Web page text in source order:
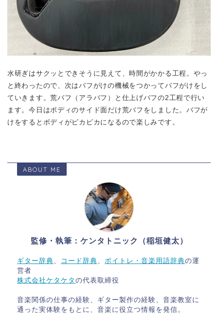
水研ぎはサクッとできそうに見えて、時間がかかる工程。やっ
と終わったので、次はバフがけの機械をつかってバフがけをし
ていきます。荒バフ（アラバフ）と仕上げバフの2工程で行い
ます。今日はボディのサイド面だけ荒バフをしました。バフが
けをするとボディがピカピカになるので楽しみです。
ABOUT ME
監修・執筆：ケンタトニック（稲垣健太）
ギター辞典、 コード辞典、 ボイトレ・音楽用語辞典の運
営者
株式会社ケタケタ の代表取締役
音楽関係の仕事の経験、ギター製作の経験、音楽教室に
通った実体験をもとに、音楽に役立つ情報を発信。